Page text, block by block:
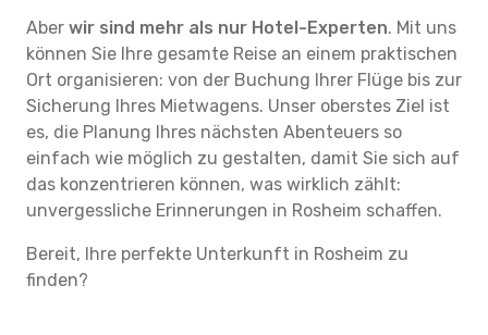
Aber wir sind mehr als nur Hotel-Experten. Mit uns
können Sie Ihre gesamte Reise an einem praktischen
Ort organisieren: von der Buchung Ihrer Flüge bis zur
Sicherung Ihres Mietwagens. Unser oberstes Ziel ist
es, die Planung Ihres nächsten Abenteuers so
einfach wie möglich zu gestalten, damit Sie sich auf
das konzentrieren können, was wirklich zählt:
unvergessliche Erinnerungen in Rosheim schaffen.
Bereit, Ihre perfekte Unterkunft in Rosheim zu
finden?